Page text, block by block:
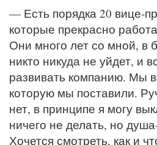
— Есть порядка 20 вице-
которые прекрасно
Они много лет со мной, в
никто никуда не уйдет, и
развивать компанию. Мы
которую мы поставили.
нет, в принципе я могу
ничего не делать, но
Хочется смотреть, как и